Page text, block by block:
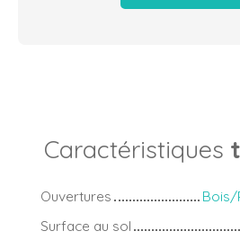
Caractéristiques
Ouvertures
Bois/
Surface au sol